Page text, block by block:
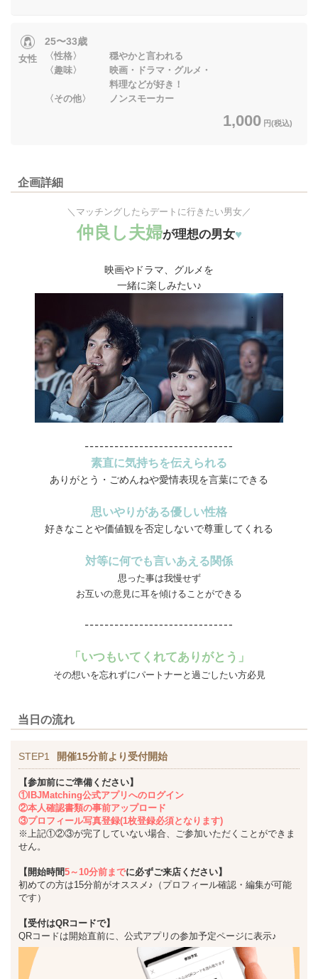
女性
25〜33歳
〈性格〉 穏やかと言われる
〈趣味〉 映画・ドラマ・グルメ・
料理などが好き！
〈その他〉 ノンスモーカー
1,000 円(税込)
企画詳細
＼マッチングしたらデートに行きたい男女／
仲良し夫婦が理想の男女♥
映画やドラマ、グルメを
一緒に楽しみたい♪
素直に気持ちを伝えられる
ありがとう・ごめんねや愛情表現を言葉にできる
思いやりがある優しい性格
好きなことや価値観を否定しないで尊重してくれる
対等に何でも言いあえる関係
思った事は我慢せず
お互いの意見に耳を傾けることができる
「いつもいてくれてありがとう」
その想いを忘れずにパートナーと過ごしたい方必見
当日の流れ
STEP1 開催15分前より受付開始
【参加前にご準備ください】
①IBJMatching公式アプリへのログイン
②本人確認書類の事前アップロード
③プロフィール写真登録(1枚登録必須となります)
※上記①②③が完了していない場合、ご参加いただくことができま
せん。
【開始時間5～10分前までに必ずご来店ください】
初めての方は15分前がオススメ♪（プロフィール確認・編集が可能
です）
【受付はQRコードで】
QRコードは開始直前に、公式アプリの参加予定ページに表示♪